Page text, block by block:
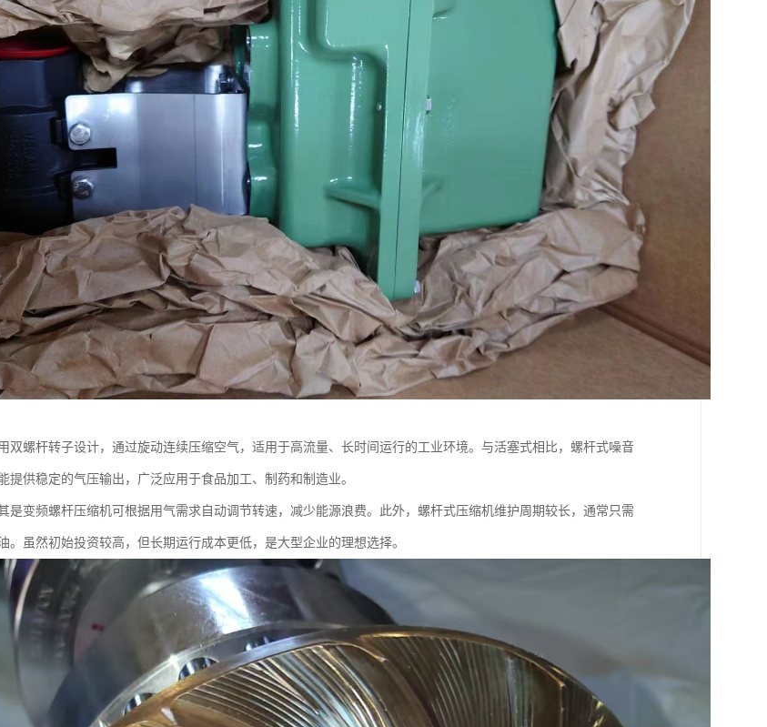
双螺杆转子设计，通过旋动连续压缩空气，适用于高流量、长时间运行的工业环境。与活塞式相比，螺杆式噪音
提供稳定的气压输出，广泛应用于食品加工、制药和制造业。
是变频螺杆压缩机可根据用气需求自动调节转速，减少能源浪费。此外，螺杆式压缩机维护周期较长，通常只需
。虽然初始投资较高，但长期运行成本更低，是大型企业的理想选择。